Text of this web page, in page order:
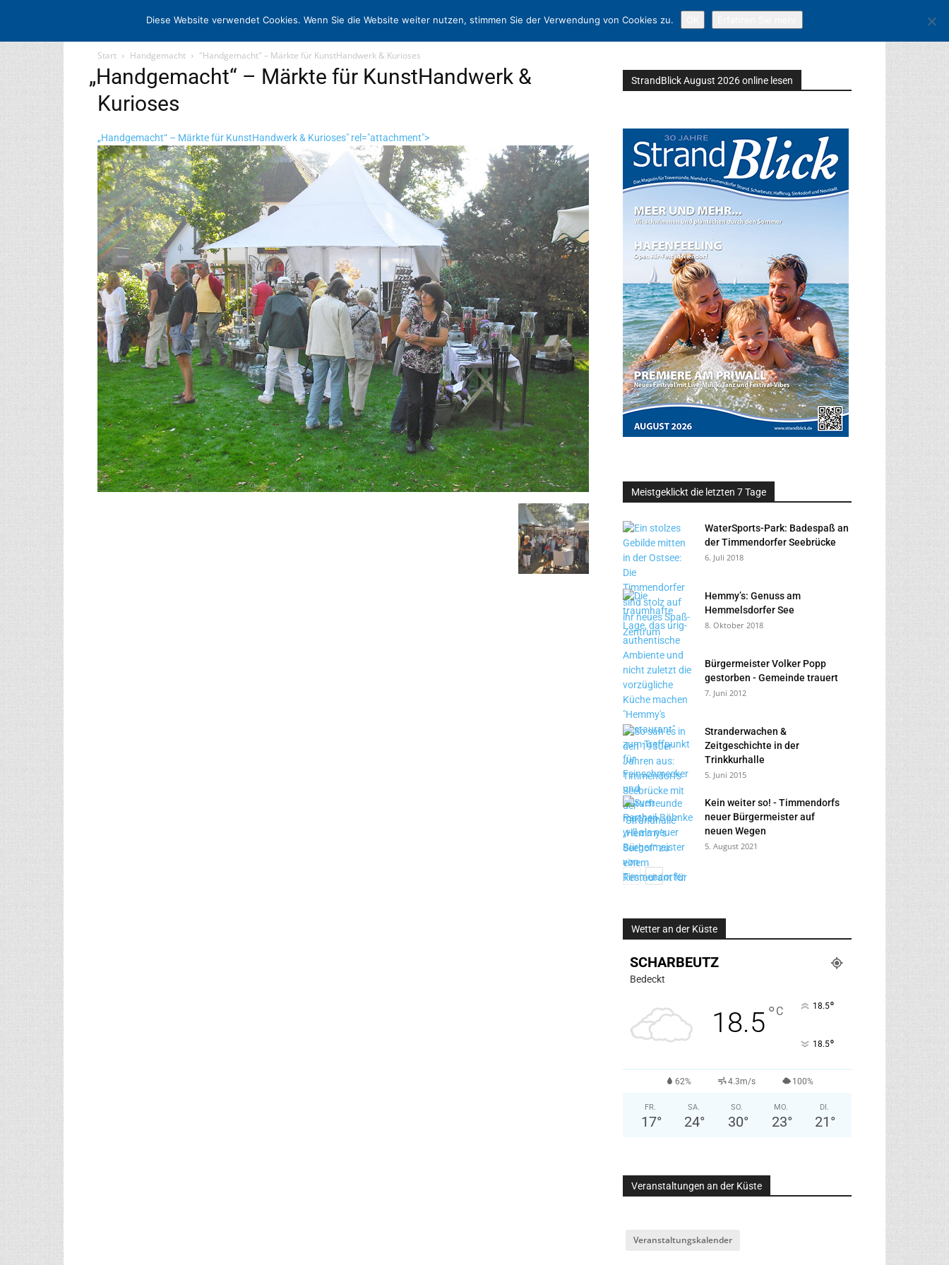
STARTSEITE ARCHIV MEDIADATEN KONTAKT
Start Handgemacht "Handgemacht" – Märkte für KunstHandwerk & Kurioses
„Handgemacht“ – Märkte für KunstHandwerk &
Kurioses
„Handgemacht“ – Märkte für KunstHandwerk & Kurioses" rel="attachment">
StrandBlick August 2026 online lesen
Meistgeklickt die letzten 7 Tage
WaterSports-Park: Badespaß an
der Timmendorfer Seebrücke
6. Juli 2018
Hemmy’s: Genuss am
Hemmelsdorfer See
8. Oktober 2018
Bürgermeister Volker Popp
gestorben - Gemeinde trauert
7. Juni 2012
Stranderwachen &
Zeitgeschichte in der
Trinkkurhalle
5. Juni 2015
Kein weiter so! - Timmendorfs
neuer Bürgermeister auf
neuen Wegen
5. August 2021
Wetter an der Küste
SCHARBEUTZ
Bedeckt
18.5°C 18.5°
18.5°
62% 4.3m/s 100%
FR.
17°
SA.
24°
SO.
30°
MO.
23°
DI.
21 °
Veranstaltungen an der Küste
Veranstaltungskalender
Diese Website verwendet Cookies. Wenn Sie die Website weiter nutzen, stimmen Sie der Verwendung von Cookies zu.